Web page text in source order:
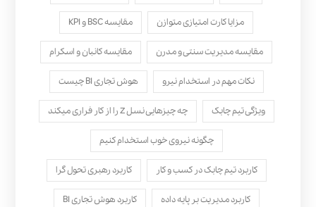
مزایا کارت امتیازی متوازن مقایسه BSC و KPI
مقایسه مدیریت سنتی و مدرن مقایسه کانبان و اسکرام
نکات مهم در استخدام نیرو هوش تجاری BI چیست
ویژگی تیم چابک چه چیزهایی نسل Z را از کار فراری میکند
چگونه نیروی خوب استخدام کنیم
کاربرد تیم چابک در کسب و کار کاربرد رهبری تحول‌ گرا
کاربرد مدیریت بر پایه داده کاربرد هوش تجاری BI